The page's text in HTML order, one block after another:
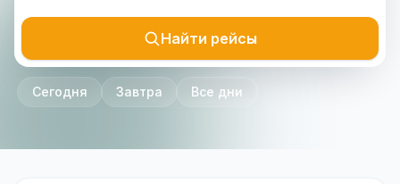
Найти рейсы
Сегодня Завтра Все дни